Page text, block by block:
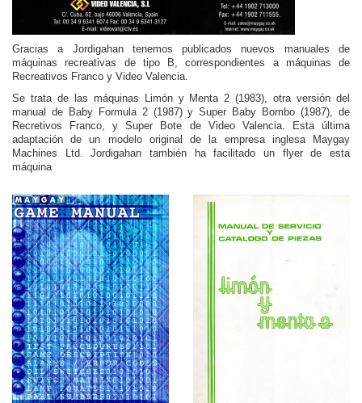
Gracias a Jordigahan tenemos publicados nuevos manuales de
máquinas recreativas de tipo B, correspondientes a máquinas de
Recreativos Franco y Video Valencia.
Se trata de las máquinas Limón y Menta 2 (1983), otra versión del
manual de Baby Formula 2 (1987) y Super Baby Bombo (1987), de
Recretivos Franco, y Super Bote de Video Valencia. Esta última
adaptación de un modelo original de la empresa inglesa Maygay
Machines Ltd. Jordigahan también ha facilitado un flyer de esta
máquina